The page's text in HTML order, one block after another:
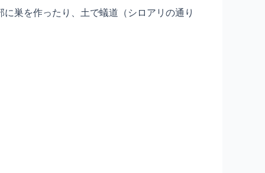
巣を作ったり、土で蟻道（シロアリの通り